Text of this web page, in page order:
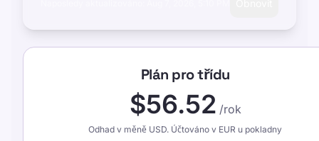
Plán pro třídu
$56.52 /rok
Odhad v měně USD. Účtováno v EUR u pokladny